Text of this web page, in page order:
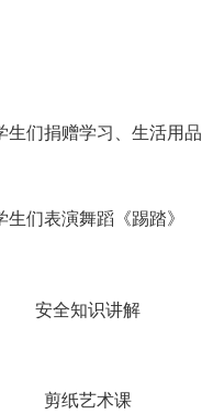
生们捐赠学习、生活用品
生们表演舞蹈《踢踏》
安全知识讲解
剪纸艺术课